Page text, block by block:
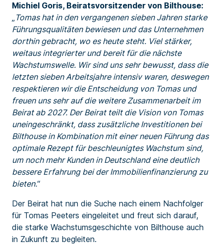
Michiel Goris, Beiratsvorsitzender von Bilthouse:
„ Tomas hat in den vergangenen sieben Jahren starke
Führungsqualitäten bewiesen und das Unternehmen
dorthin gebracht, wo es heute steht. Viel stärker,
weitaus integrierter und bereit für die nächste
Wachstumswelle. Wir sind uns sehr bewusst, dass die
letzten sieben Arbeitsjahre intensiv waren, deswegen
respektieren wir die Entscheidung von Tomas und
freuen uns sehr auf die weitere Zusammenarbeit im
Beirat ab 2027. Der Beirat teilt die Vision von Tomas
uneingeschränkt, dass zusätzliche Investitionen bei
Bilthouse in Kombination mit einer neuen Führung das
optimale Rezept für beschleunigtes Wachstum sind,
um noch mehr Kunden in Deutschland eine deutlich
bessere Erfahrung bei der Immobilienfinanzierung zu
bieten.“
Der Beirat hat nun die Suche nach einem Nachfolger
für Tomas Peeters eingeleitet und freut sich darauf,
die starke Wachstumsgeschichte von Bilthouse auch
in Zukunft zu begleiten.